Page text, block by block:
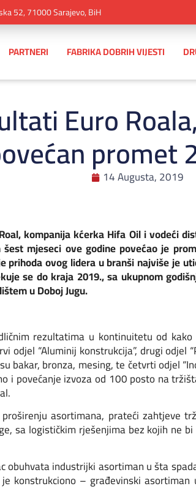
52, 71000 Sarajevo, BiH
PARTNERI FABRIKA DOBRIH VIJESTI
Euro
promet
14 Augusta, 2019
kompanija kćerka Hifa Oil i vodeći
mjeseci ove godine povećao je
prihoda ovog lidera u branši najviše je
se do kraja 2019., sa ukupnom
u Doboj Jugu.
rezultatima u kontinuitetu od
odjel “Aluminij konstrukcija”, drugi odjel
bakar, bronza, mesing, te četvrti odjel
i povećanje izvoza od 100 posto na
asortimana, prateći zahtjeve
sa logističkim rješenjima bez kojih ne
obuhvata industrijki asortiman u šta
konstrukciono – građevinski